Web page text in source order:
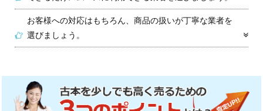
お客様への対応はもちろん、商品の扱いが丁寧な業者を
選びましょう。